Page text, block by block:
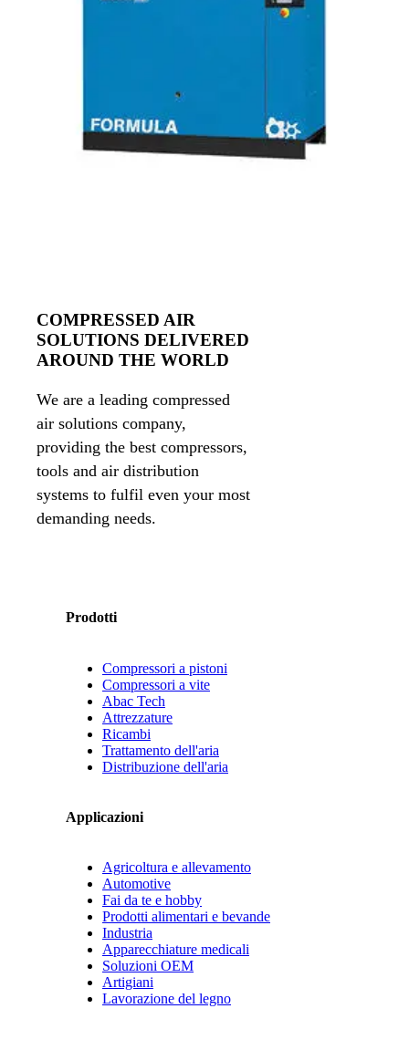
COMPRESSED AIR
SOLUTIONS DELIVERED
AROUND THE WORLD
We are a leading compressed
air solutions company,
providing the best compressors,
tools and air distribution
systems to fulfil even your most
demanding needs.
Prodotti
Compressori a pistoni
Compressori a vite
Abac Tech
Attrezzature
Ricambi
Trattamento dell'aria
Distribuzione dell'aria
Applicazioni
Agricoltura e allevamento
Automotive
Fai da te e hobby
Prodotti alimentari e bevande
Industria
Apparecchiature medicali
Soluzioni OEM
Artigiani
Lavorazione del legno